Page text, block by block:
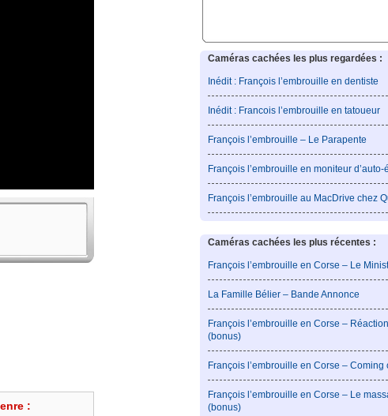
:
Caméras cachées les plus regardées :
Inédit : François l’embrouille en dentiste
Inédit : Francois l’embrouille en tatoueur
François l’embrouille – Le Parapente
François l’embrouille en moniteur d’auto-
François l’embrouille au MacDrive chez
Caméras cachées les plus récentes :
François l’embrouille en Corse – Le
La Famille Bélier – Bande Annonce
François l’embrouille en Corse –
(bonus)
François l’embrouille en Corse – Coming
François l’embrouille en Corse – Le
(bonus)